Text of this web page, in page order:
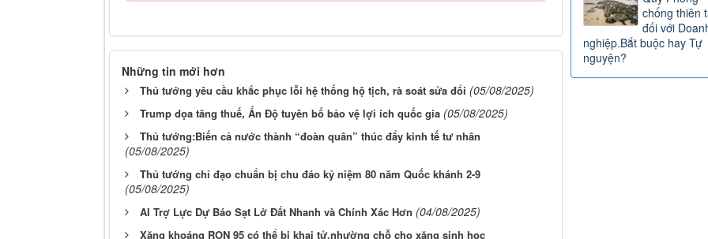
Những tin mới hơn
Thủ tướng yêu cầu khắc phục lỗi hệ thống hộ tịch, rà soát sửa đổi (05/08/2025)
Trump dọa tăng thuế, Ấn Độ tuyên bố bảo vệ lợi ích quốc gia (05/08/2025)
Thủ tướng:Biến cả nước thành “đoàn quân” thúc đẩy kinh tế tư nhân
(05/08/2025)
Thủ tướng chỉ đạo chuẩn bị chu đáo kỷ niệm 80 năm Quốc khánh 2-9
(05/08/2025)
AI Trợ Lực Dự Báo Sạt Lở Đất Nhanh và Chính Xác Hơn (04/08/2025)
Xăng khoáng RON 95 có thể bị khai tử,nhường chỗ cho xăng sinh học
chống thiên
đối với
nghiệp.Bắt buộc hay Tự
nguyện?